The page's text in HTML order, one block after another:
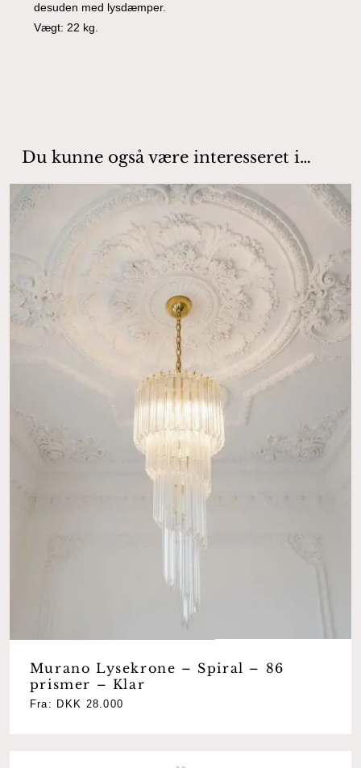
desuden med lysdæmper.
Vægt: 22 kg.
Du kunne også være interesseret i…
Murano Lysekrone – Spiral – 86
prismer – Klar
Fra: DKK 28.000